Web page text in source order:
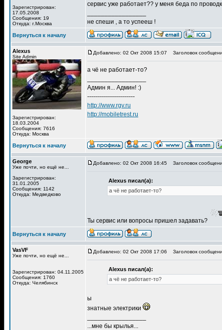
Зарегистрирован:
17.05.2008
Сообщения: 19
Откуда: г.Москва
сервис уже работает?? у меня беда по
не спеши , а то успееш !
Вернуться к началу
Alexus
Site Admin
Зарегистрирован:
18.03.2004
Сообщения: 7616
Откуда: Москва
Добавлено: 02 Окт 2008 15:07 Заголовок
а чё не работает-то?
Админ я... Админ! :)
------------------------
http://www.rgv.ru
http://mobiletrest.ru
Вернуться к началу
George
Уже почти, но ещё не...
Зарегистрирован:
31.01.2005
Сообщения: 1142
Откуда: Медведково
Добавлено: 02 Окт 2008 16:45 Заголовок
Alexus писал(а):
а чё не работает-то?
Ты сервис или вопросы пришел задавать?
Вернуться к началу
VasVF
Уже почти, но ещё не...
Зарегистрирован: 04.11.2005
Сообщения: 1760
Откуда: Челябинск
Добавлено: 02 Окт 2008 17:06 Заголовок
Alexus писал(а):
а чё не работает-то?
ы
знатные электрики
...мне бы крылья...